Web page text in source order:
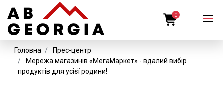
0
Головна
Прес-центр
Мережа магазинів «МегаМаркет» - вдалий вибір
продуктів для усієї родини!